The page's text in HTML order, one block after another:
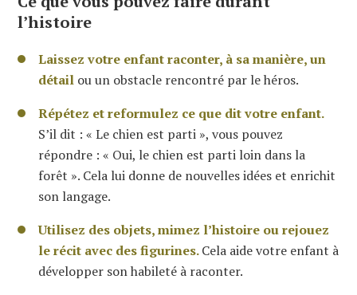
l’histoire
Laissez votre enfant raconter, à sa manière, un
détail ou un obstacle rencontré par le héros.
Répétez et reformulez ce que dit votre enfant.
S’il dit : « Le chien est parti », vous pouvez
répondre : « Oui, le chien est parti loin dans la
forêt ». Cela lui donne de nouvelles idées et enrichit
son langage.
Utilisez des objets, mimez l’histoire ou rejouez
le récit avec des figurines.Cela aide votre enfant à
développer son habileté à raconter.